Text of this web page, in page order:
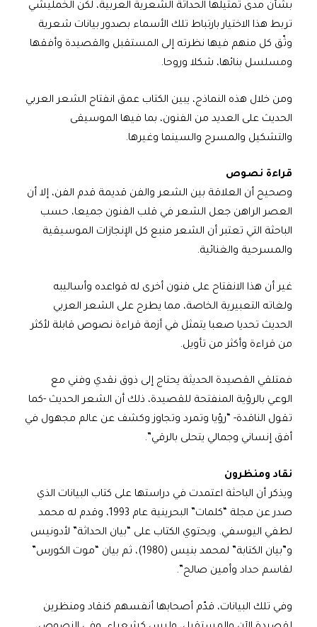
بشأن مدى تمثيلها الحداثة الشعرية العربية، لكن الخمليشي
تربط هذا الاختيار بارتباط تلك الأسماء بصدور بيانات شعرية
وثّق كل منهم فيها نظرته إلى المستقبل والقصيدة وأفقها
ومسلسل بنائها، شكلا وروحا.
ومن خلال هذه النماذج، يبين الكتاب عمق انفتاح الشعر العربي
الحديث على العديد من الفنون، بما فيها الموسيقى
والتشكيل والمسرح والسينما وغيرها.
قراءة نصوص
وصحيح أن العلاقة بين الشعر والفن قديمة قدم الفن، إلا أن
العصر الراهن جعل الشعر في قلب الفنون جميعا، حسب
الباحثة التي تعتبر أن الشعر منبع كل الإنجازات الموسيقية
والمسرحية والغنائية.
غير أن هذا الانفتاح على فنون أخرى له قواعده وأساليبه
ولغاته التعبيرية الخاصة، مما يطرح على الشعر العربي
الحديث تحديا صعبا يتمثل في أزمة قراءة نصوص قابلة لأكثر
من قراءة وأكثر من تأويل.
فمتلقي القصيدة الحديثة يحتاج إلى ذوق نقدي وفني مع
الوعي بالرؤية المنفتحة للقصيدة، ذلك أن الشعر الحديث -كما
تقول الناقدة- “رؤيا وتمرد وتجاوز وكشف عن عالم مجهول في
أفق إنساني وجمالي يتحلى بالرقي”.
نقاد ومنظرون
ويذكر أن الباحثة اعتمدت في دراستها على كتاب البيانات الذي
صدر عن مجلة “كلمات” البحرينية عام 1993، وقدم له محمد
لطفي اليوسفي. ويحتوي الكتاب على “بيان الحداثة” لأدونيس
و”بيان الكتابة” لمحمد بنيس (1980)، ثم بيان “موت الكورس”
لقاسم حداد وأمين صالح”.
وفي تلك البيانات، قدّم أصحابها أنفسهم كنقاد ومنظرين